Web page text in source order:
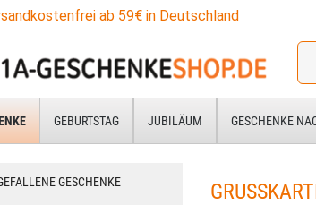
ab 59€ in Deutschland
Ich
für:
GEBURTSTAG JUBILÄUM GESCHENKE
GESCHENKE